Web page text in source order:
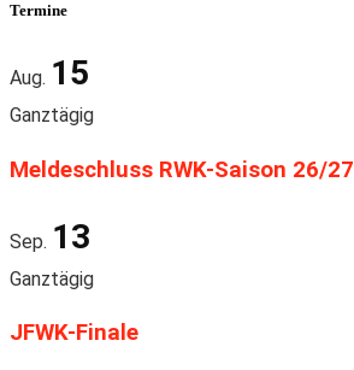
Termine
Aug. 15
Ganztägig
Meldeschluss RWK-Saison 26/27
Sep. 13
Ganztägig
JFWK-Finale